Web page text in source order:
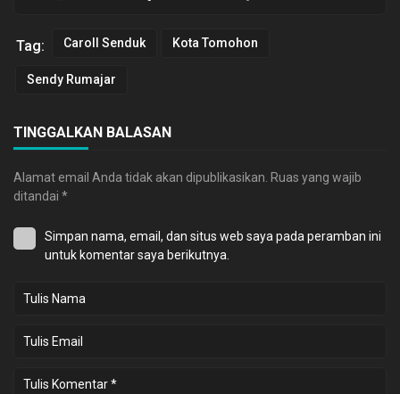
Tag: Caroll Senduk Kota Tomohon
Sendy Rumajar
TINGGALKAN BALASAN
Alamat email Anda tidak akan dipublikasikan. Ruas yang wajib
ditandai *
Simpan nama, email, dan situs web saya pada peramban ini
untuk komentar saya berikutnya.